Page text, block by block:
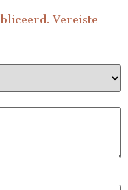
Vereiste